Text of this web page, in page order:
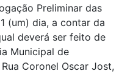
Preliminar das
(um) dia, a contar da
deverá ser feito de
Municipal de
Coronel Oscar Jost,